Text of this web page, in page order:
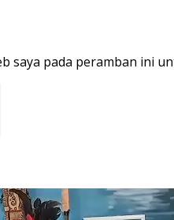
saya pada peramban ini